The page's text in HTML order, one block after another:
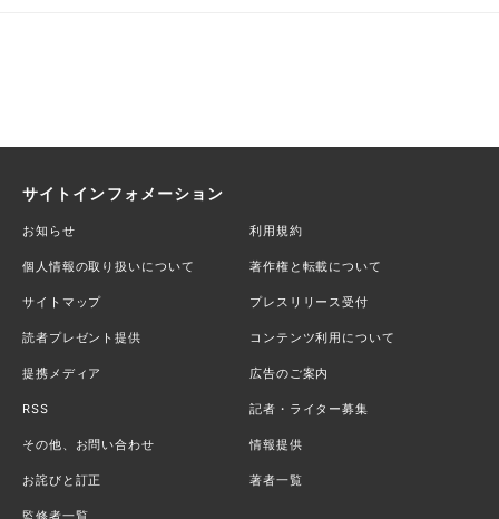
サイトインフォメーション
お知らせ 利用規約
個人情報の取り扱いについて 著作権と転載について
サイトマップ プレスリリース受付
読者プレゼント提供 コンテンツ利用について
提携メディア 広告のご案内
RSS 記者・ライター募集
その他、お問い合わせ 情報提供
お詫びと訂正 著者一覧
監修者一覧